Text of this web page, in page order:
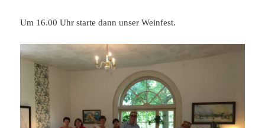
Um 16.00 Uhr starte dann unser Weinfest.